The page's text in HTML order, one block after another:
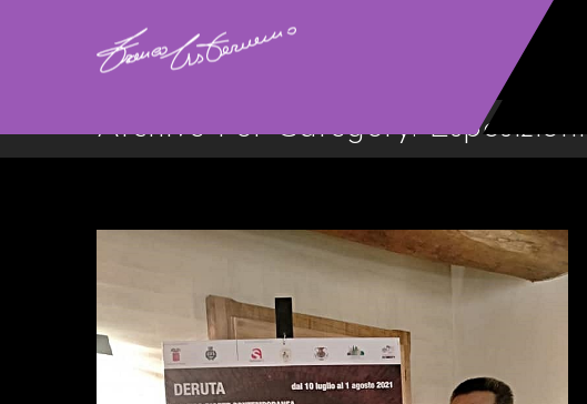
Archive For Category: Esposizioni